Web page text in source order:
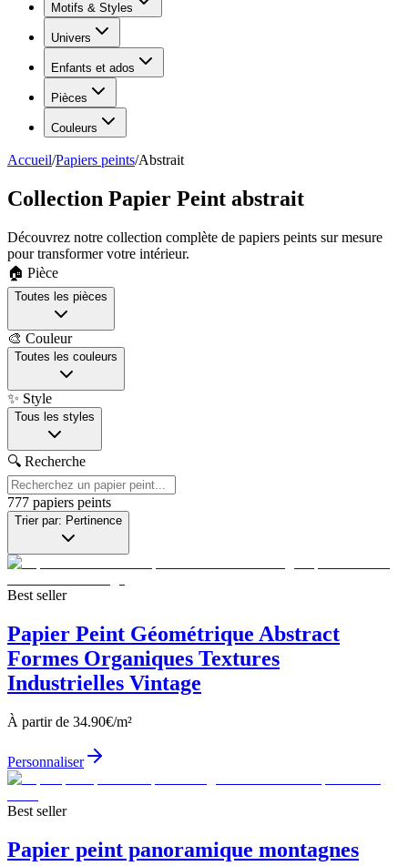
Motifs & Styles
Univers
Enfants et ados
Pièces
Couleurs
Accueil/Papiers peints/Abstrait
Collection Papier Peint abstrait
Découvrez notre collection complète de papiers peints sur mesure
pour transformer votre intérieur.
🏠 Pièce
Toutes les pièces
🎨 Couleur
Toutes les couleurs
✨ Style
Tous les styles
🔍 Recherche
777 papiers peints
Trier par: Pertinence
Best seller
Papier Peint Géométrique Abstract
Formes Organiques Textures
Industrielles Vintage
À partir de 34.90€/m²
Personnaliser
Best seller
Papier peint panoramique montagnes